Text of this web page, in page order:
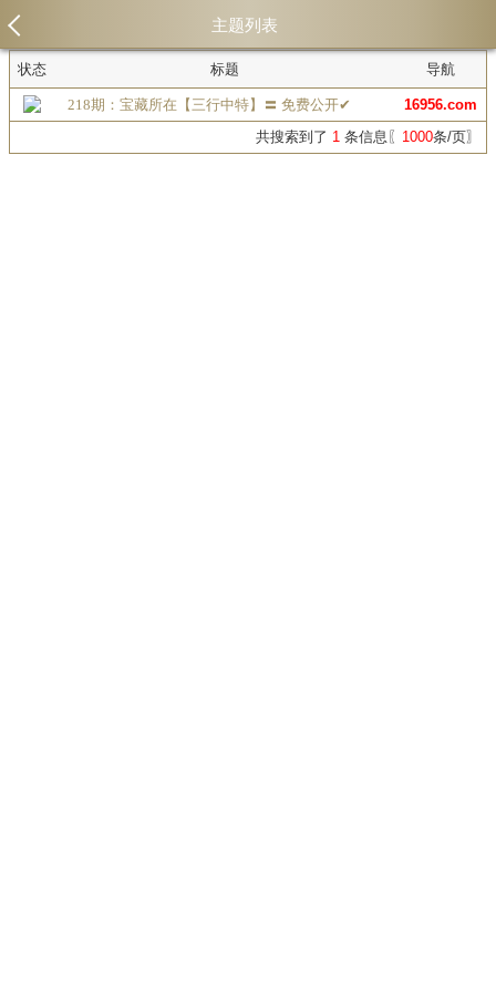
主题列表
状态 标题 导航
218期：宝藏所在【三行中特】〓 免费公开✔
16956.com
共搜索到了 1 条信息〖 1000条/页〗